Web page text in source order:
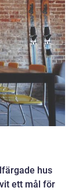
hus
ett mål för